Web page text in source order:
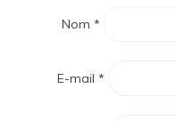
Nom *
E-mail *